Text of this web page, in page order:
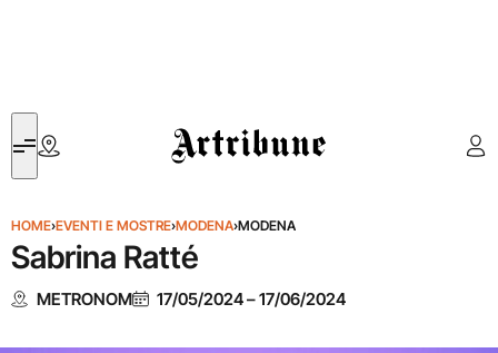
Artribune
HOME›EVENTI E MOSTRE›MODENA›MODENA
Sabrina Ratté
METRONOM 17/05/2024–17/06/2024